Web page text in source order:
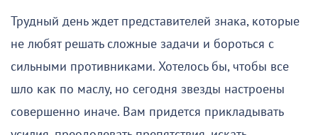
Трудный день ждет представителей знака, которые
не любят решать сложные задачи и бороться с
сильными противниками. Хотелось бы, чтобы все
шло как по маслу, но сегодня звезды настроены
совершенно иначе. Вам придется прикладывать